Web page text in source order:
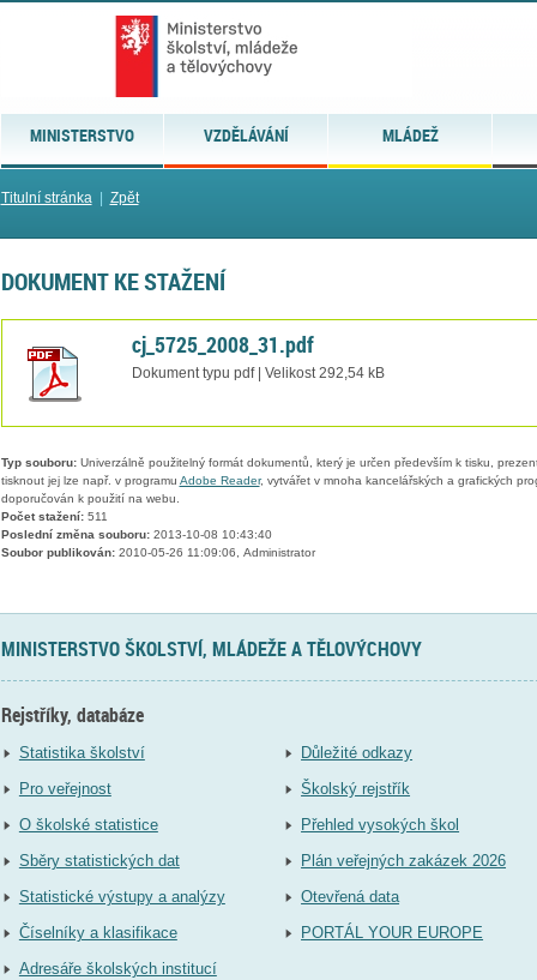
MINISTERSTVO VZDĚLÁVÁNÍ MLÁDEŽ
Titulní stránka| Zpět
DOKUMENT KE STAŽENÍ
cj_5725_2008_31.pdf
Dokument typu pdf | Velikost 292,54 kB
Typ souboru:Univerzálně použitelný formát dokumentů, který je určen především k tisku,
tisknout jej lze např. v programu Adobe Reader, vytvářet v mnoha kancelářských a grafických
doporučován k použití na webu.
Počet stažení:511
Poslední změna souboru:2013-10-08 10:43:40
Soubor publikován:2010-05-26 11:09:06, Administrator
MINISTERSTVO ŠKOLSTVÍ, MLÁDEŽE A TĚLOVÝCHOVY
Rejstříky, databáze
Statistika školství
Pro veřejnost
O školské statistice
Sběry statistických dat
Statistické výstupy a analýzy
Číselníky a klasifikace
Adresáře školských institucí
Důležité odkazy
Školský rejstřík
Přehled vysokých škol
Plán veřejných zakázek 2026
Otevřená data
PORTÁL YOUR EUROPE